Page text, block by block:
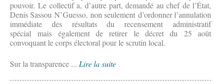
pouvoir. Le collectif a, d’autre part, demandé au chef de l’État,
Denis Sassou N’Guesso, non seulement d’ordonner l’annulation
immédiate des résultats du recensement administratif
spécial mais également de retirer le décret du 25 août
convoquant le corps électoral pour le scrutin local.
Sur la transparence ... Lire la suite